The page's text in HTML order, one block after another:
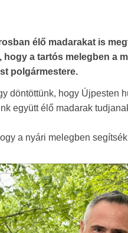
élő madarakat is
a tartós melegben a
polgármestere.
döntöttünk, hogy Újpesten
együtt élő madarak
a nyári melegben